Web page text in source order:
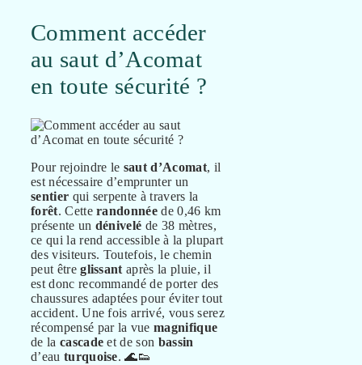
Comment accéder
au saut d’Acomat
en toute sécurité ?
Pour rejoindre le saut d’Acomat, il
est nécessaire d’emprunter un
sentier qui serpente à travers la
forêt. Cetterandonnée de 0,46 km
présente un dénivelé de 38 mètres,
ce qui la rend accessible à la plupart
des visiteurs. Toutefois, le chemin
peut êtreglissant après la pluie, il
est donc recommandé de porter des
chaussures adaptées pour éviter tout
accident. Une fois arrivé, vous serez
récompensé par la vuemagnifique
de la cascade et de son bassin
d’eau turquoise. 🌊👟